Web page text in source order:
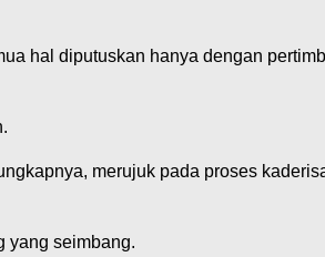
hal diputuskan hanya dengan
merujuk pada proses
yang seimbang.